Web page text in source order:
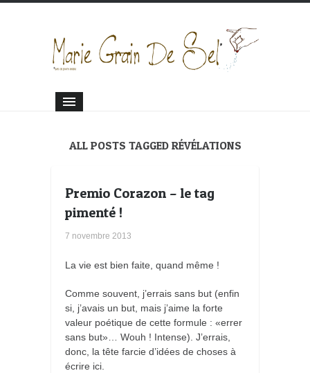
ALL POSTS TAGGED RÉVÉLATIONS
Premio Corazon – le tag
pimenté !
7 novembre 2013
La vie est bien faite, quand même !
Comme souvent, j’errais sans but (enfin
si, j’avais un but, mais j’aime la forte
valeur poétique de cette formule : «errer
sans but»… Wouh ! Intense). J’errais,
donc, la tête farcie d’idées de choses à
écrire ici.